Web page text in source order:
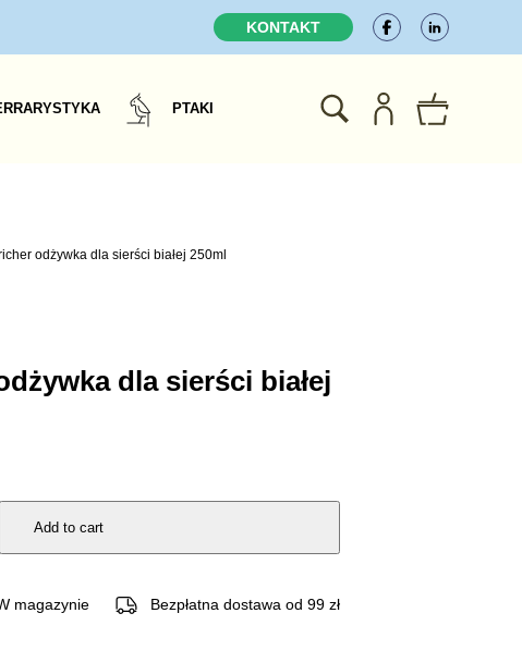
KONTAKT
PTAKI
odżywka dla sierści białej 250ml
Add to cart
magazynie Bezpłatna dostawa od 99 zł